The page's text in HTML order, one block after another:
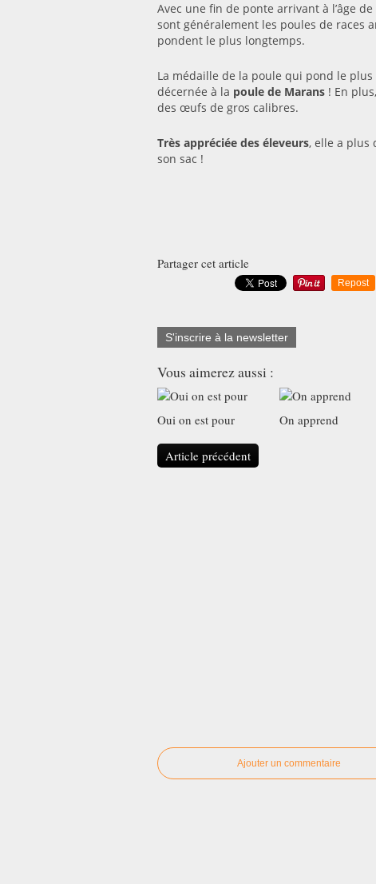
Avec une fin de ponte arrivant à l’âge de
sont généralement les poules de races
pondent le plus longtemps.
La médaille de la poule qui pond le
décernée à la poule de Marans ! En
des œufs de gros calibres.
Très appréciée des éleveurs, elle a plus
son sac !
Partager cet article
Repost
S'inscrire à la newsletter
Vous aimerez aussi :
Oui on est pour On apprend
Article précédent
Ajouter un commentaire